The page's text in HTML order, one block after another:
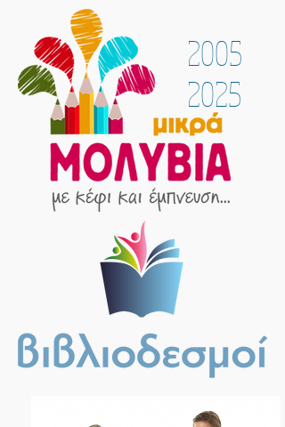
2005
2025